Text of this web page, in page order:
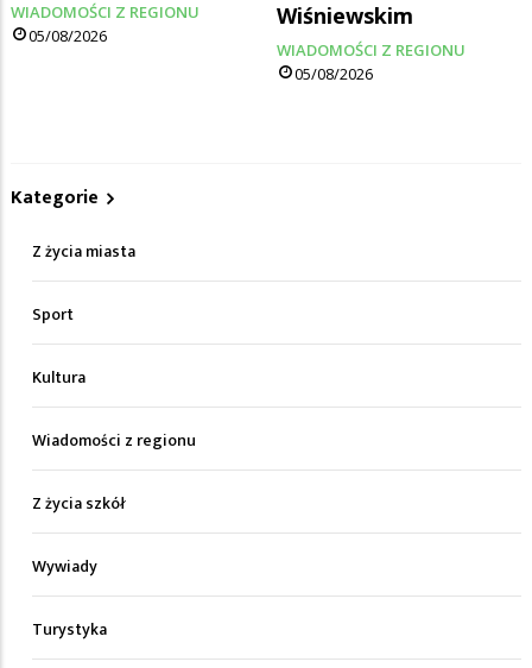
WIADOMOŚCI Z REGIONU
05/08/2026
Wiśniewskim
WIADOMOŚCI Z REGIONU
05/08/2026
Kategorie
Z życia miasta
Sport
Kultura
Wiadomości z regionu
Z życia szkół
Wywiady
Turystyka